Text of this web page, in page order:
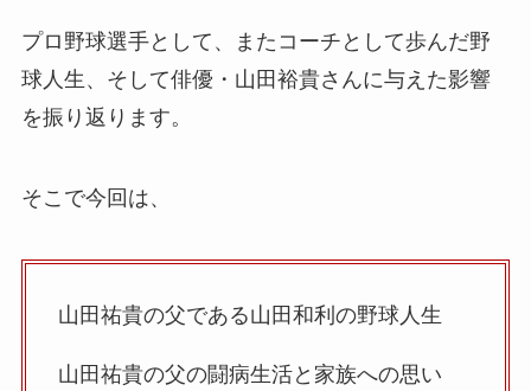
プロ野球選手として、またコーチとして歩んだ野
球人生、そして俳優・山田裕貴さんに与えた影響
を振り返ります。
そこで今回は、
山田祐貴の父である山田和利の野球人生
山田祐貴の父の闘病生活と家族への思い